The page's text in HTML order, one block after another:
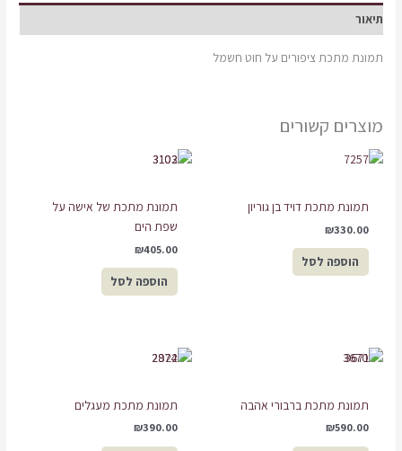
תיאור
תמונת מתכת ציפורים על חוט חשמל
מוצרים קשורים
תמונת מתכת דויד בן גוריון
₪330.00
הוספה לסל
תמונת מתכת של אישה על
שפת הים
₪405.00
הוספה לסל
תמונת מתכת ברבורי אהבה
₪590.00
תמונת מתכת מעגלים
₪390.00